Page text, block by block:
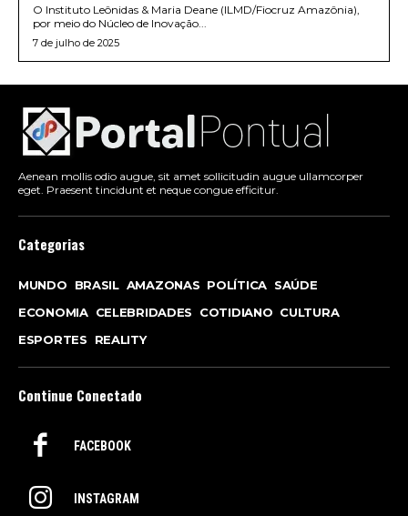
O Instituto Leônidas & Maria Deane (ILMD/Fiocruz Amazônia),
por meio do Núcleo de Inovação...
7 de julho de 2025
Aenean mollis odio augue, sit amet sollicitudin augue ullamcorper
eget. Praesent tincidunt et neque congue efficitur.
Categorias
MUNDO BRASIL AMAZONAS POLÍTICA SAÚDE
ECONOMIA CELEBRIDADES COTIDIANO CULTURA
ESPORTES
REALITY
Continue Conectado
FACEBOOK
INSTAGRAM